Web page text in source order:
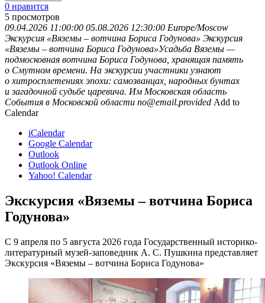
0 нравится
5 просмотров
09.04.2026 11:00:00 05.08.2026 12:30:00 Europe/Moscow
Экскурсия «Вяземы – вотчина Бориса Годунова» Экскурсия
«Вяземы – вотчина Бориса Годунова»Усадьба Вяземы —
подмосковная вотчина Бориса Годунова, хранящая память
о Смутном времени. На экскурсии участники узнают
о хитросплетениях эпохи: самозванцах, народных бунтах
и загадочной судьбе царевича. Им Московская область
События в Московской области no@email.provided Add to
Calendar
iCalendar
Google Calendar
Outlook
Outlook Online
Yahoo! Calendar
Экскурсия «Вяземы – вотчина Бориса
Годунова»
С 9 апреля по 5 августа 2026 года Государственный историко-
литературный музей-заповедник А. С. Пушкина представляет
Экскурсия «Вяземы – вотчина Бориса Годунова»